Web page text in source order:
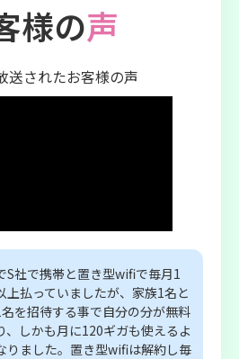
様の声
送されたお客様の声
S社で携帯と置き型wifiで毎月1
上払っていましたが、家族1名と
を招待する事で自分の分が無料
、しかも月に120ギガも使えるよ
りました。置き型wifiは解約し毎